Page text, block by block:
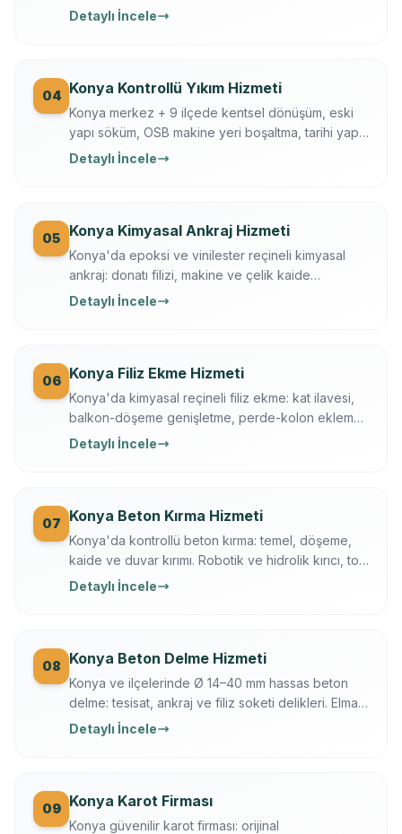
Husqvarna FS 7000, gece çalışma, trafik düzeni.
Detaylı İncele
04 Konya Kontrollü Yıkım Hizmeti
Konya merkez + 9 ilçede kentsel dönüşüm, eski
yapı söküm, OSB makine yeri boşaltma, tarihi yapı
kısmi yıkım. İş güvenliği + sigortalı operasyon,
Detaylı İncele
05 Konya Kimyasal Ankraj Hizmeti
Konya'da epoksi ve vinilester reçineli kimyasal
ankraj: donatı filizi, makine ve çelik kaide
sabitleme. Ücretsiz keşif, çekme testi, yazılı
Detaylı İncele
06 Konya Filiz Ekme Hizmeti
Konya'da kimyasal reçineli filiz ekme: kat ilavesi,
balkon-döşeme genişletme, perde-kolon ekleme.
Ferroscan kontrollü, çekme testli, yazılı garanti.
Detaylı İncele
07 Konya Beton Kırma Hizmeti
Konya'da kontrollü beton kırma: temel, döşeme,
kaide ve duvar kırımı. Robotik ve hidrolik kırıcı, toz
bastırma, moloz dahil, sigortalı operasyon.
Detaylı İncele
08 Konya Beton Delme Hizmeti
Konya ve ilçelerinde Ø 14–40 mm hassas beton
delme: tesisat, ankraj ve filiz soketi delikleri. Elmas
karot + darbeli teknik, Ferroscan ile donatı
Detaylı İncele
09 Konya Karot Firması
Konya güvenilir karot firması: orijinal